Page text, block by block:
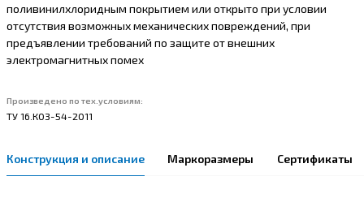
поливинилхлоридным покрытием или открыто при условии
отсутствия возможных механических повреждений, при
предъявлении требований по защите от внешних
электромагнитных помех
Произведено по тех.условиям:
ТУ 16.К03-54-2011
Конструкция и описание Маркоразмеры Сертификаты